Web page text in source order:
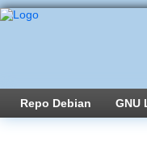
Repo Debian GNU